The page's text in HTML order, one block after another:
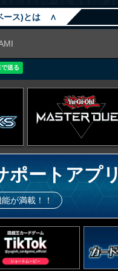
ース)とは ∧
ポートアプリ
が満載！！